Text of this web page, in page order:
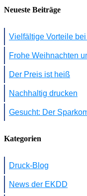
Neueste Beiträge
Vielfältige Vorteile
Frohe Weihnachten
Der Preis ist heiß
Nachhaltig drucken
Gesucht: Der
Kategorien
Druck-Blog
News der EKDD